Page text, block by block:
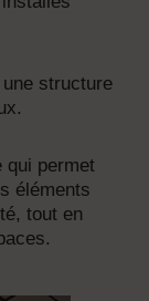
structure
qui permet
éléments
tout en